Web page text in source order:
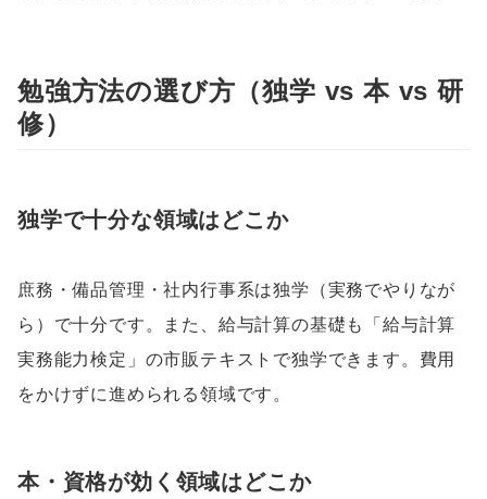
勉強方法の選び方（独学 vs 本 vs 研
修）
独学で十分な領域はどこか
庶務・備品管理・社内行事系は独学（実務でやりなが
ら）で十分です。また、給与計算の基礎も「給与計算
実務能力検定」の市販テキストで独学できます。費用
をかけずに進められる領域です。
本・資格が効く領域はどこか